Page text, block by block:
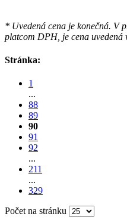
* Uvedená cena je konečná. V
platcom DPH, je cena uvedená
Stránka:
1
...
88
89
90
91
92
...
211
...
329
Počet na stránku